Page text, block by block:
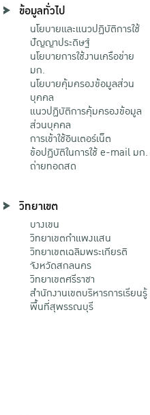
ข้อมูลทั่วไป
นโยบายและแนวปฏิบัติการใช้
ปัญญาประดิษฐ์
นโยบายการใช้งานเครือข่าย
มก.
นโยบายคุ้มครองข้อมูลส่วน
บุคคล
แนวปฏิบัติการคุ้มครองข้อมูล
ส่วนบุคคล
การเข้าใช้อินเตอร์เน็ต
ข้อปฏิบัติในการใช้ e-mail มก.
ถ่ายทอดสด
วิทยาเขต
บางเขน
วิทยาเขตกําแพงแสน
วิทยาเขตเฉลิมพระเกียรติ
จังหวัดสกลนคร
วิทยาเขตศรีราชา
สำนักงานเขตบริหารการเรียนรู้
พื้นที่สุพรรณบุรี